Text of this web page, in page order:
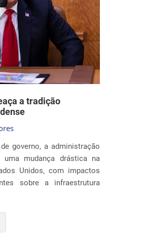
a tradição
mudança drástica na
Unidos, com impactos
sobre a infraestrutura